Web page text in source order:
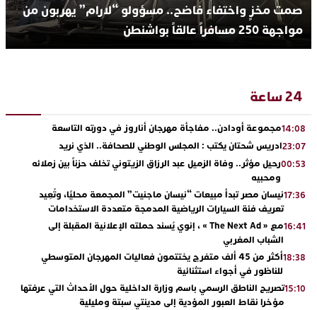
صمت مخزٍ واختفاء فاضح.. مسؤولو “لارام” يهربون من
مواجهة 250 مسافراً عالقاً بواشنطن
24 ساعة
14:08مجموعة أودادن.. مفاجأة مهرجان أناروز في دورته التاسعة
23:07ادريس شحتان يكتب : المجلس الوطني للصحافة.. الذي نريد
00:53رحيل مؤثر.. وفاة الزميل عبد الرزاق الزيتوني تخلف حزناً بين زملائه
ومحبيه
17:36نيسان مصر تبدأ مبيعات “نيسان ماجنيت” المجمعة محليًا، وتُعِيد
تعريف فئة السيارات الرياضية المدمجة متعددة الاستخدامات
16:41
مع « The Next Ad » ، إنوي يُسند حملته الإعلانية المقبلة إلى
الشباب المغربي
18:38
أكثر من 45 ألف متفرج يختتمون فعاليات المهرجان المتوسطي
للناظور في أجواء استثنائية
15:10تصريح الناطق الرسمي باسم وزارة الداخلية حول الأحداث التي عرفتها
مؤخرا نقاط العبور المؤدية إلى مدينتي سبتة ومليلية